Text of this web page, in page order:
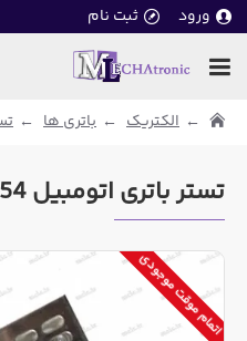
ورود ثبت نام
الکتریک باتری ها
تستر باتری اتومبیل BT54 - دیجیتال
اتمام موقت موجودی